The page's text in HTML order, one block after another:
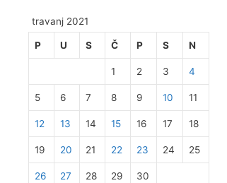
travanj 2021
P U S Č P S N
1 2 3 4
5 6 7 8 9 10 11
12 13 14 15 16 17 18
19 20 21 22 23 24 25
26 27 28 29 30